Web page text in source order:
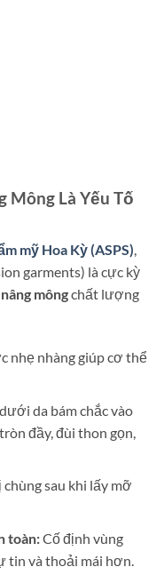
Mông Là Yếu Tố
mỹ Hoa Kỳ (ASPS),
garments) là cực kỳ
môngchất lượng
nhẹ nhàng giúp cơ thể
da bám chắc vào
đầy, đùi thon gọn,
sau khi lấy mỡ
toàn:Cố định vùng
tin và thoải mái hơn.